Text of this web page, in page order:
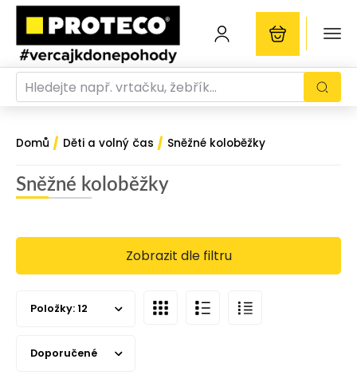
Domů / Děti a volný čas / Sněžné koloběžky
Sněžné koloběžky
Zobrazit dle filtru
Položky: 12
Doporučené